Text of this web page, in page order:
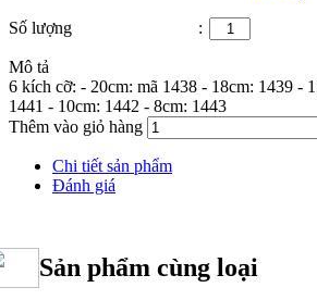
Số lượng :
Mô tả
6 kích cỡ: - 20cm: mã 1438 - 18cm: 1439 -
1441 - 10cm: 1442 - 8cm: 1443
Thêm vào giỏ hàng
Chi tiết sản phẩm
Đánh giá
Sản phẩm cùng loại